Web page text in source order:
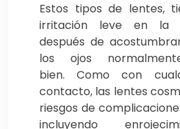
Estos tipos de lentes,
irritación leve en la
después de
los ojos
bien. Como con
contacto, las lentes
riesgos de
incluyendo